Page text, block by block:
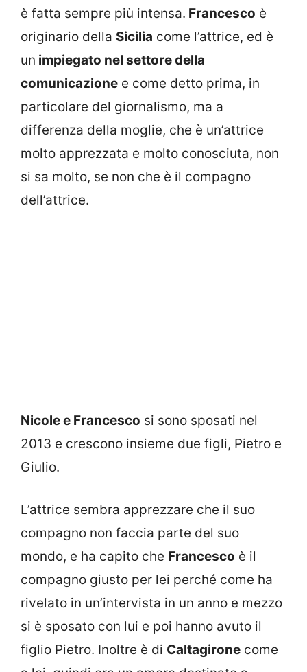
è fatta sempre più intensa. Francesco è
originario della Sicilia come l’attrice, ed è
un impiegato nel settore della
comunicazione e come detto prima, in
particolare del giornalismo, ma a
differenza della moglie, che è un’attrice
molto apprezzata e molto conosciuta, non
si sa molto, se non che è il compagno
dell’attrice.
Nicole e Francesco si sono sposati nel
2013 e crescono insieme due figli, Pietro e
Giulio.
L’attrice sembra apprezzare che il suo
compagno non faccia parte del suo
mondo, e ha capito che Francesco è il
compagno giusto per lei perché come ha
rivelato in un’intervista in un anno e mezzo
si è sposato con lui e poi hanno avuto il
figlio Pietro. Inoltre è di Caltagirone come